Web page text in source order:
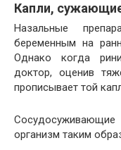
Капли,
Назальные
беременным на
Однако когда
доктор, оценив
прописывает той
организм таким